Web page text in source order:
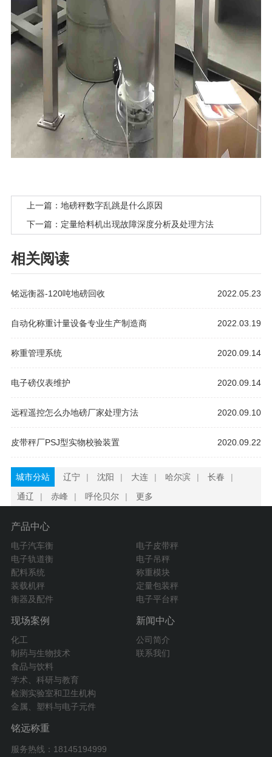
上一篇：地磅秤数字乱跳是什么原因
下一篇：定量给料机出现故障深度分析及处理方法
相关阅读
铭远衡器-120吨地磅回收 2022.05.23
自动化称重计量设备专业生产制造商 2022.03.19
称重管理系统 2020.09.14
电子磅仪表维护 2020.09.14
远程遥控怎么办地磅厂家处理方法 2020.09.10
皮带秤厂PSJ型实物校验装置 2020.09.22
城市分站 辽宁 | 沈阳 | 大连 | 哈尔滨 | 长春
|
通辽
| 赤峰 | 呼伦贝尔 | 更多
产品中心
电子汽车衡
电子皮带秤
电子轨道衡
电子吊秤
配料系统
称重模块
装载机秤
定量包装秤
衡器及配件
电子平台秤
现场案例
化工
制药与生物技术
食品与饮料
学术、科研与教育
检测实验室和卫生机构
金属、塑料与电子元件
新闻中心
公司简介
联系我们
铭远称重
服务热线：18145194999